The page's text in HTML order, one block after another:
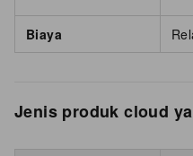
Biaya
Jenis produk cloud